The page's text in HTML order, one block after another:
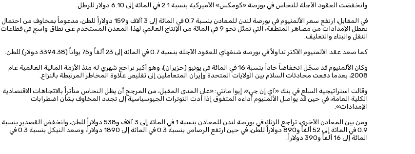
وانخفضت العقود الآجلة للنحاس في بورصة «كومكس» الأميركية بنسبة 2.1 في المائة إلى 6.10 دولار للرطل.
في المقابل، ارتفع سعر الألمنيوم في بورصة لندن للمعادن بنسبة 0.7 في المائة إلى 3 آلاف و159 دولاراً للطن، مدعوماً بمخاوف من احتمال
تعطل الإمدادات من مصاهر المنطقة، التي تمثّل نحو 9 في المائة من الإنتاج العالمي لهذا المعدن المستخدم على نطاق واسع في قطاعات
النقل والبناء والتغليف.
كما صعد عقد الألمنيوم الأكثر تداولاً في بورصة شنغهاي للعقود الآجلة بنسبة 0.7 في المائة إلى 23 ألفاً و75 يواناً (3394.38 دولار) للطن.
وكان الألمنيوم قد سجّل انخفاضاً حاداً بنسبة 16 في المائة في يونيو (حزيران)، وهو أكبر تراجع شهري له منذ الأزمة المالية العالمية عام
2008، بعدما دفعت محادثات السلام بين الولايات المتحدة وإيران المتعاملين إلى تقليص علاوة المخاطر المرتبطة بالنزاع.
وقالت استراتيجية السلع في بنك «آي إن جي»، إيوا مانثي: «على المدى المقبل، من المرجح أن يظل النحاس متأثراً بالاتجاهات الاقتصادية
الكلية العامة، في حين قد يواصل الألمنيوم أداءه المتفوق إذا أدت التوترات الجيوسياسية إلى تجدد المخاوف بشأن اضطرابات
الإمدادات».
ومن بين المعادن الأخرى، تراجع الزنك في بورصة لندن للمعادن بنسبة 1 في المائة إلى 3 آلاف و538 دولاراً للطن، وانخفض القصدير بنسبة
0.9 في المائة إلى 52 ألفاً و890 دولاراً للطن، في حين ارتفع الرصاص بنسبة 0.3 في المائة إلى 1890 دولاراً، وصعد النيكل بنسبة 0.3 في
المائة إلى 16 ألفاً و390 دولاراً.